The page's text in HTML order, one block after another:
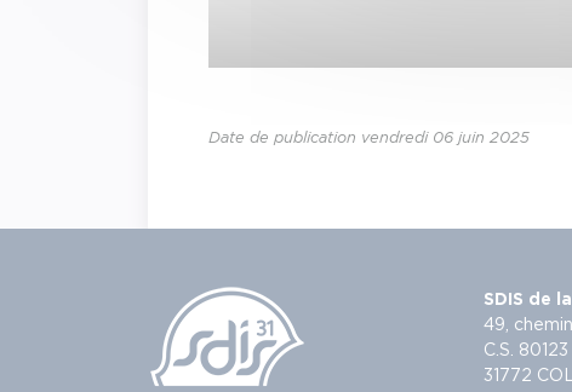
Date de publication vendredi 06 juin 2025
SDIS de
49,
C.S. 80123
31772